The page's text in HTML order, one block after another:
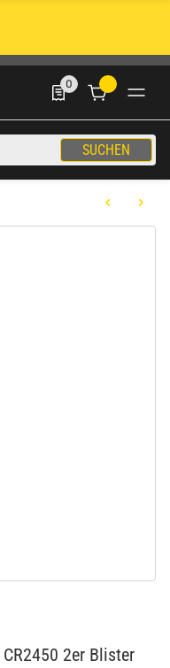
SUCHEN
0
0 Produkte in der
2er Blister